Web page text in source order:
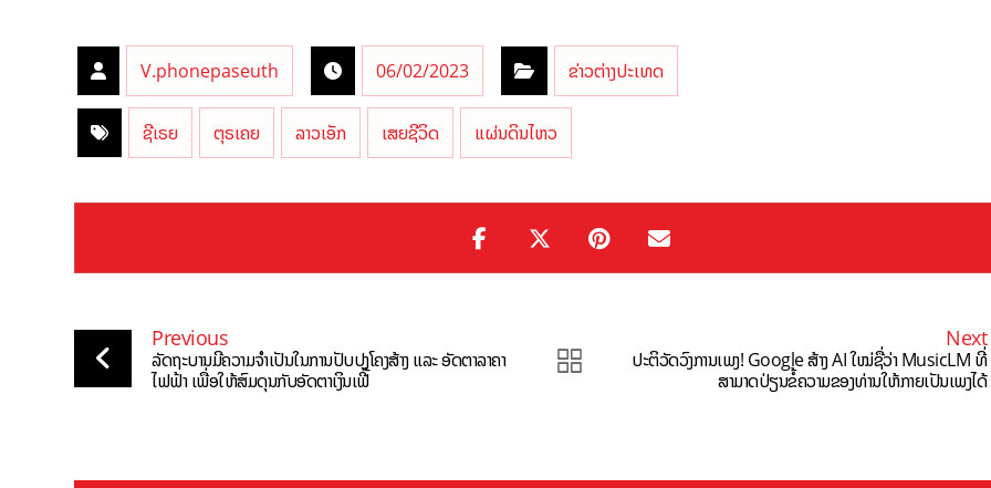
V.phonepaseuth 06/02/2023 ຂ່າວຕ່າງປະເທດ
ຊີເຣຍ ຕຸຣເຄຍ ລາວເອັກ ເສຍຊີວິດ ແຜ່ນດິນໄຫວ
Previous
ລັດຖະບານມີຄວາມຈຳເປັນໃນການປັບປຸງໂຄງສ້າງ ແລະ ອັດຕາລາຄາ
ໄຟຟ້າ ເພື່ອໃຫ້ສົມດຸນກັບອັດຕາເງິນເຟີ້
Next
ປະຕິວັດວົງການເພງ! Google ສ້າງ AI ໃໝ່ຊື່ວ່າ MusicLM ທີ່
ສາມາດປ່ຽນຂໍ້ຄວາມຂອງທ່ານໃຫ້ກາຍເປັນເພງໄດ້